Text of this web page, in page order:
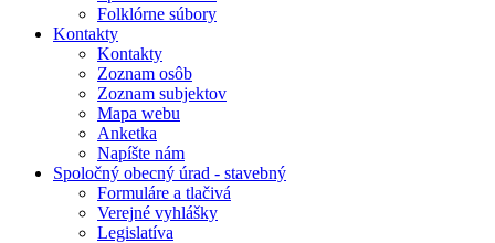
Folklórne súbory
Kontakty
Kontakty
Zoznam osôb
Zoznam subjektov
Mapa webu
Anketka
Napíšte nám
Spoločný obecný úrad - stavebný
Formuláre a tlačivá
Verejné vyhlášky
Legislatíva